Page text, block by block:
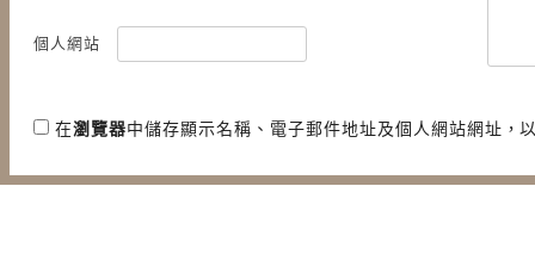
個人網站
在瀏覽器中儲存顯示名稱、電子郵件地址及個人網站網址，